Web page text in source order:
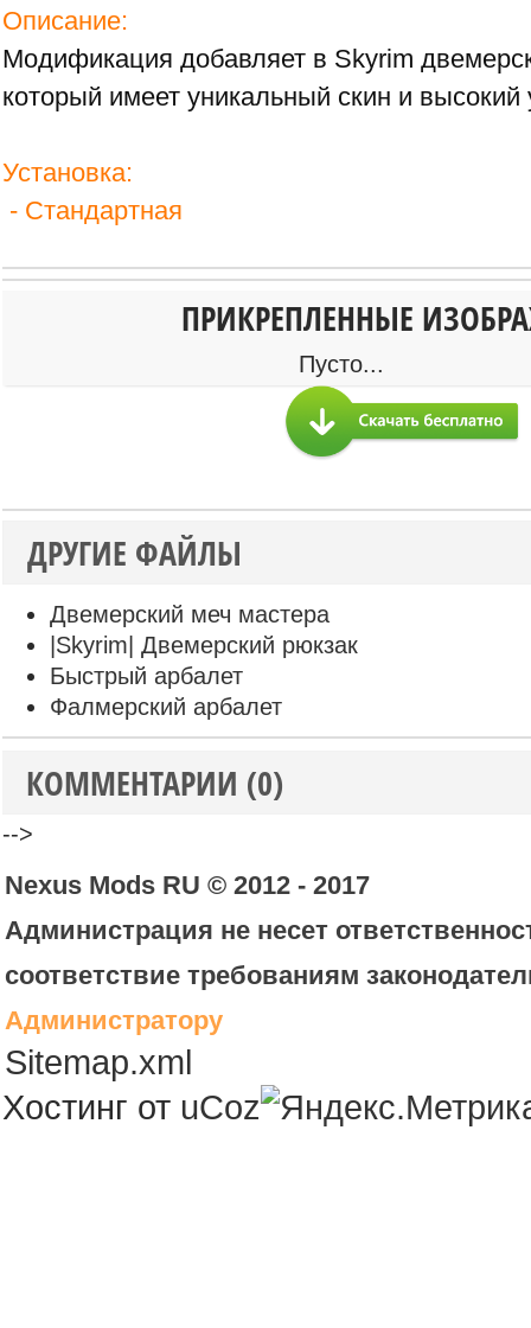
Описание:
Модификация добавляет в Skyrim
который имеет уникальный скин и
Установка:
- Стандартная
ПРИКРЕПЛЕННЫЕ
Пусто...
ДРУГИЕ ФАЙЛЫ
Двемерский меч мастера
|Skyrim| Двемерский рюкзак
Быстрый арбалет
Фалмерский арбалет
КОММЕНТАРИИ (0)
-->
Nexus Mods RU © 2012 - 2017
Администрация не несет
соответствие требованиям
Администратору
Sitemap.xml
Хостинг от uCoz